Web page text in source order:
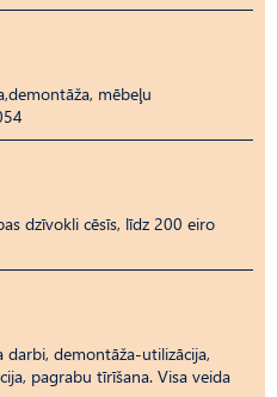
mēbeļu
dzīvokli cēsīs, līdz 200 eiro
darbi, demontāža-utilizācija,
pagrabu tīrīšana. Visa veida